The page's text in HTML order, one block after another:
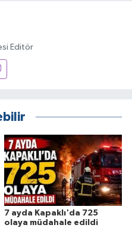
Editör
7 ayda Kapaklı'da 725
olaya müdahale edildi